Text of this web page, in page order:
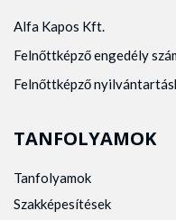
Alfa Kapos Kft.
Felnőttképző engedély
Felnőttképző
TANFOLYAMOK
Tanfolyamok
Szakképesítések